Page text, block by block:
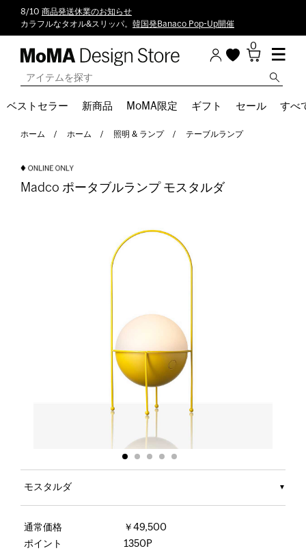
8/10 商品発送休業のお知らせ
カラフルなタオル&スリッパ。 韓国発Banaco Pop-Up開催
0
ベストセラー 新商品 MoMA限定 ギフト セール すべ
ホーム ホーム 照明 & ランプ テーブルランプ
Madco ポータブルランプ モスタルダ
モスタルダ
通常価格
￥49,500
ポイント
1350P